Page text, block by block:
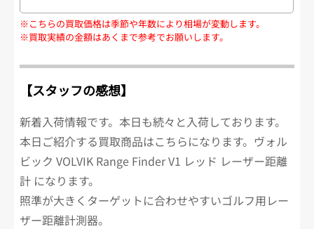
※こちらの買取価格は季節や年数により相場が変動します。
※買取実績の金額はあくまで参考でお願いします。
【スタッフの感想】
新着入荷情報です。本日も続々と入荷しております。
本日ご紹介する買取商品はこちらになります。ヴォル
ビック VOLVIK Range Finder V1 レッド レーザー距離
計 になります。
照準が大きくターゲットに合わせやすいゴルフ用レー
ザー距離計測器。